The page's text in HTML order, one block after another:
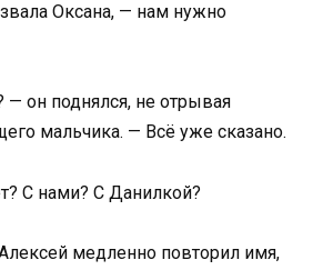
Оксана, — нам нужно
— он поднялся, не отрывая
мальчика. — Всё уже сказано.
С нами? С Данилкой?
медленно повторил имя,